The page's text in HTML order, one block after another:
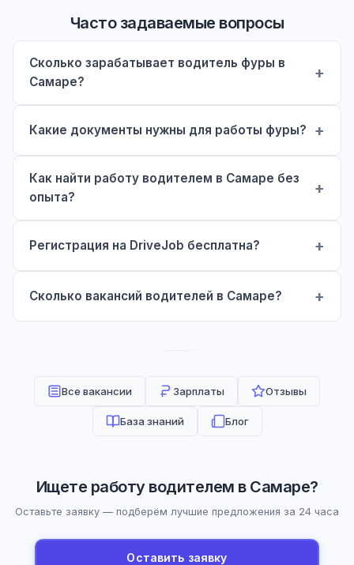
Часто задаваемые вопросы
Сколько зарабатывает водитель фуры в
Самаре?
Какие документы нужны для работы фуры?
Как найти работу водителем в Самаре без
опыта?
Регистрация на DriveJob бесплатна?
Сколько вакансий водителей в Самаре?
Все вакансии Зарплаты Отзывы
База знаний Блог
Ищете работу водителем в Самаре?
Оставьте заявку — подберём лучшие предложения за 24 часа
Оставить заявку